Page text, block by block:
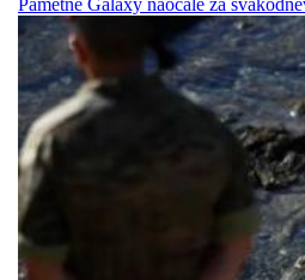
Pametne Galaxy naočale za